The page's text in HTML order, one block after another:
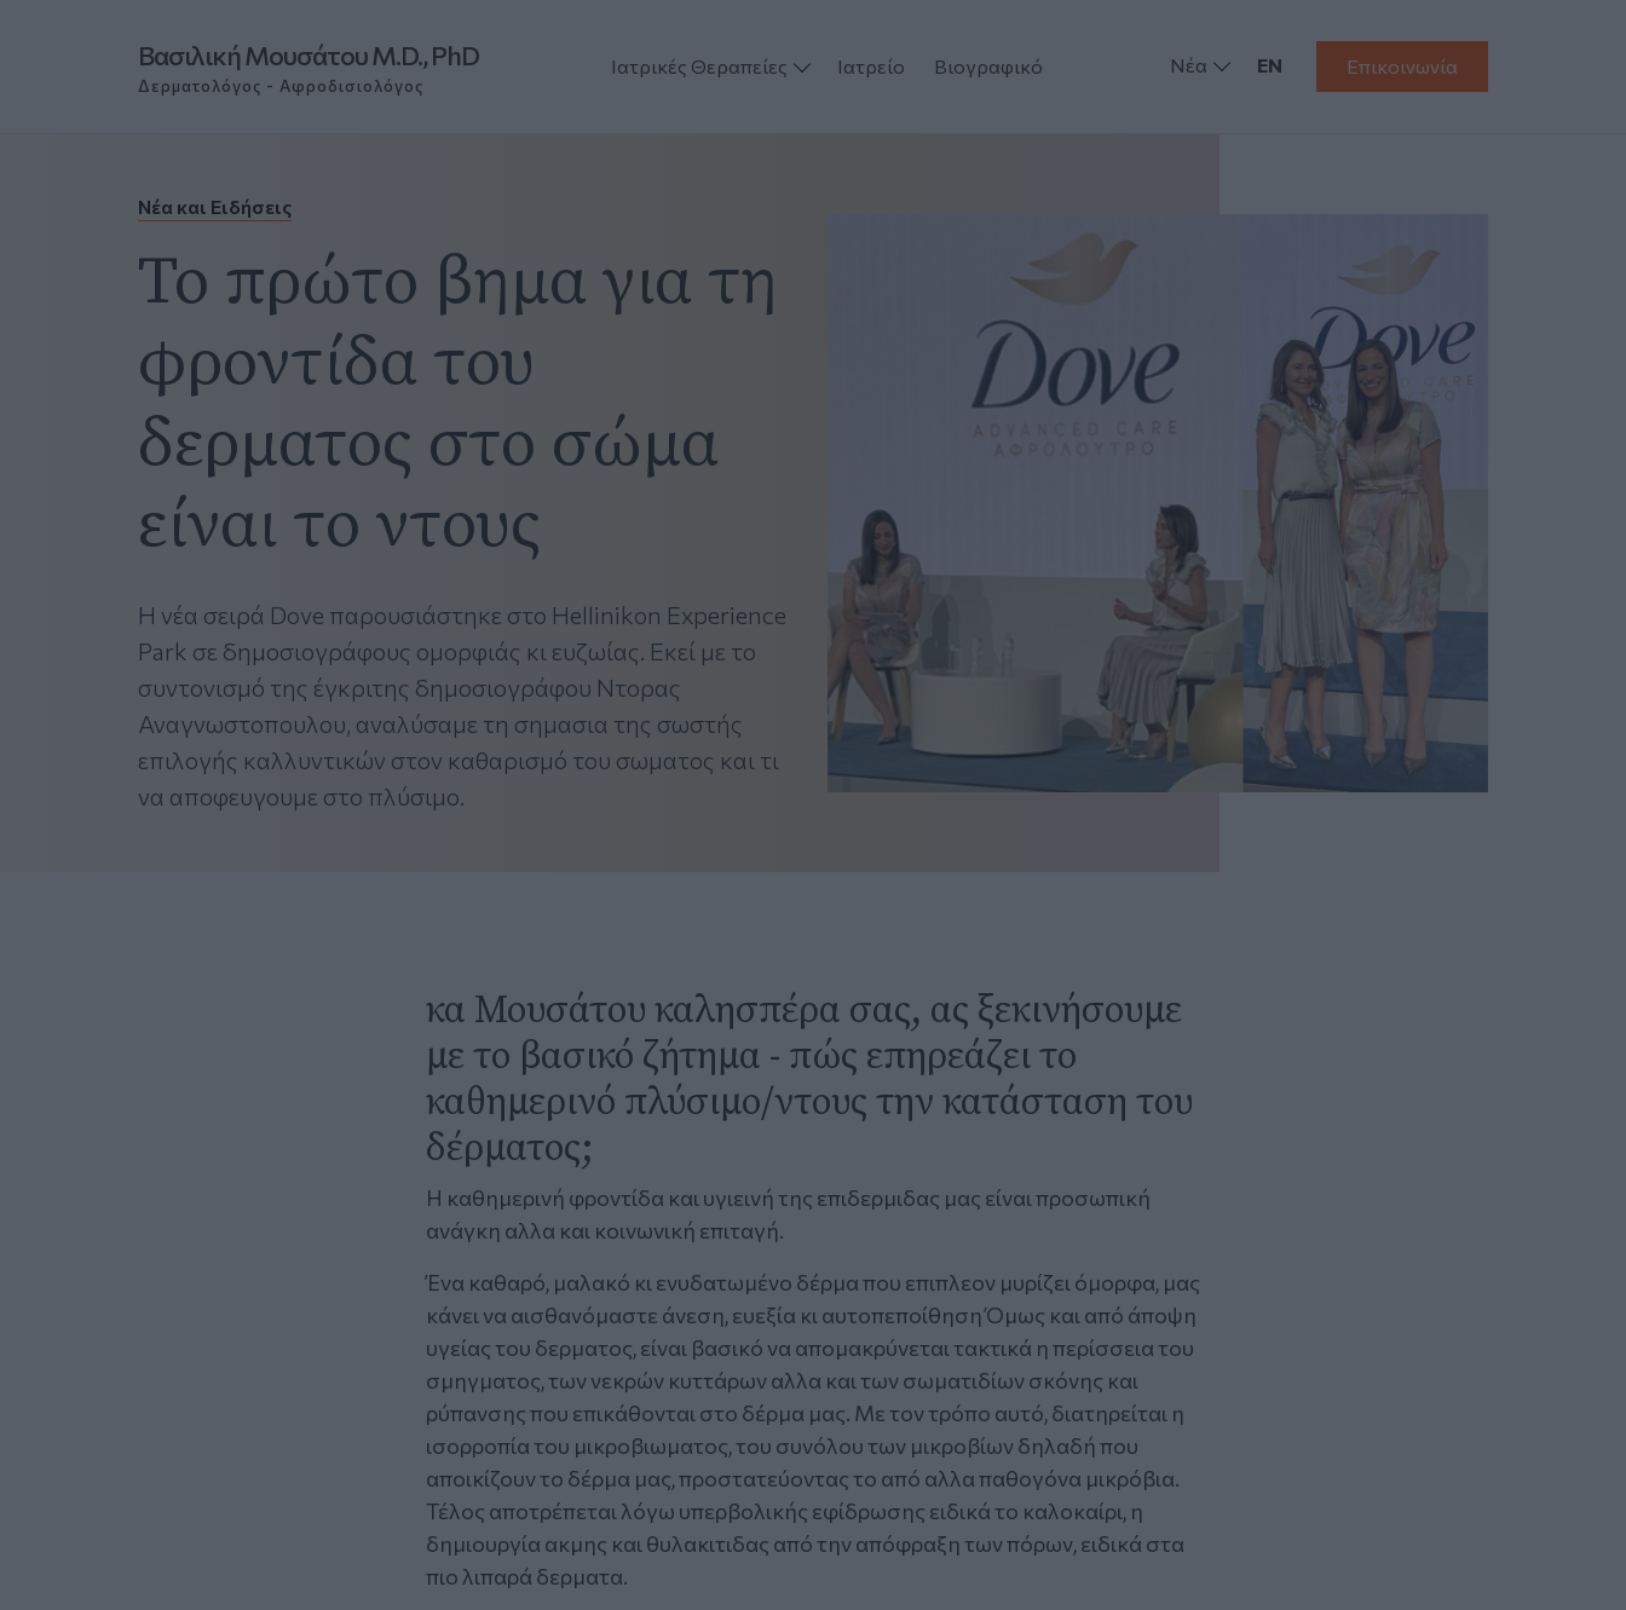
Βασιλική Μουσάτου M.D., PhD
Δερματολόγος - Αφροδισιολόγος
Ιατρικές Θεραπείες Ιατρείο Βιογραφικό Νέα EN Επικοινωνία
Νέα και Ειδήσεις
Το πρώτο βημα για τη
φροντίδα του
δερματος στο σώμα
είναι το ντους
Η νέα σειρά Dove παρουσιάστηκε στο Hellinikon Experience
Park σε δημοσιογράφους ομορφιάς κι ευζωίας. Εκεί με το
συντονισμό της έγκριτης δημοσιογράφου Ντορας
Αναγνωστοπουλου, αναλύσαμε τη σημασια της σωστής
επιλογής καλλυντικών στον καθαρισμό του σωματος και τι
να αποφευγουμε στο πλύσιμο.
κα Μουσάτου καλησπέρα σας, ας ξεκινήσουμε
με το βασικό ζήτημα - πώς επηρεάζει το
καθημερινό πλύσιμο/ντους την κατάσταση του
δέρματος;
Η καθημερινή φροντίδα και υγιεινή της επιδερμιδας μας είναι προσωπική
ανάγκη αλλα και κοινωνική επιταγή.
Ένα καθαρό, μαλακό κι ενυδατωμένο δέρμα που επιπλεον μυρίζει όμορφα, μας
κάνει να αισθανόμαστε άνεση, ευεξία κι αυτοπεποίθηση Όμως και από άποψη
υγείας του δερματος, είναι βασικό να απομακρύνεται τακτικά η περίσσεια του
σμηγματος, των νεκρών κυττάρων αλλα και των σωματιδίων σκόνης και
ρύπανσης που επικάθονται στο δέρμα μας. Με τον τρόπο αυτό, διατηρείται η
ισορροπία του μικροβιωματος, του συνόλου των μικροβίων δηλαδή που
αποικίζουν το δέρμα μας, προστατεύοντας το από αλλα παθογόνα μικρόβια.
Τέλος αποτρέπεται λόγω υπερβολικής εφίδρωσης ειδικά το καλοκαίρι, η
δημιουργία ακμης και θυλακιτιδας από την απόφραξη των πόρων, ειδικά στα
πιο λιπαρά δερματα.